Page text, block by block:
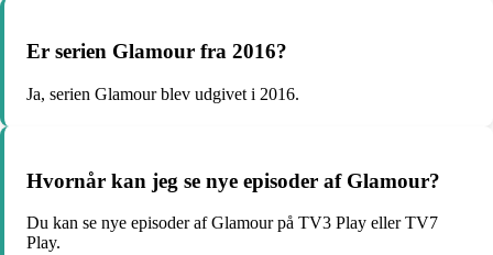
Er serien Glamour fra 2016?
Ja, serien Glamour blev udgivet i 2016.
Hvornår kan jeg se nye episoder af Glamour?
Du kan se nye episoder af Glamour på TV3 Play eller TV7
Play.